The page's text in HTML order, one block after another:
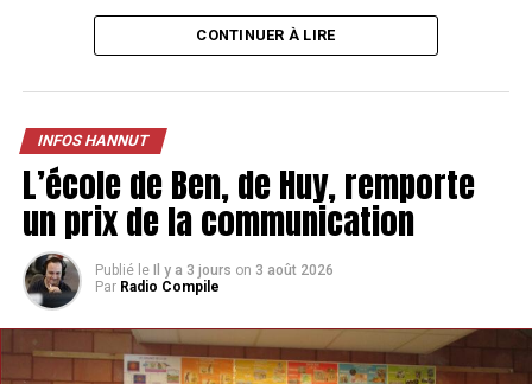
CONTINUER À LIRE
INFOS HANNUT
L’école de Ben, de Huy, remporte
un prix de la communication
Publié le Il y a 3 jours on 3 août 2026
Par Radio Compile